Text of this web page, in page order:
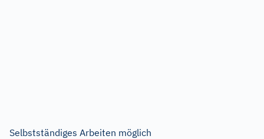
Selbstständiges Arbeiten möglich